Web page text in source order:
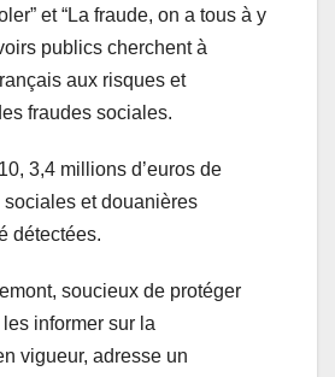
et “La fraude, on a tous à y
publics cherchent à
aux risques et
fraudes sociales.
3,4 millions d’euros de
et douanières
détectées.
soucieux de protéger
informer sur la
vigueur, adresse un